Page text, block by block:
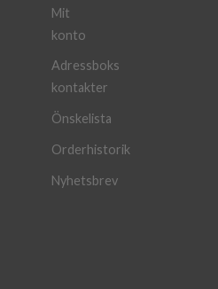
Mit
konto
Adressboks
kontakter
Önskelista
Orderhistorik
Nyhetsbrev